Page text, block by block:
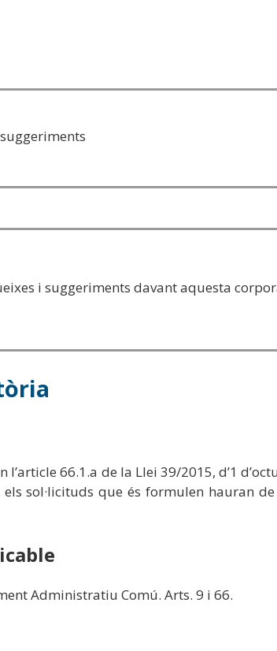
i suggeriments davant aquesta
l’article 66.1.a de la Llei 39/2015, d’1
sol·licituds que és formulen hauran
Administratiu Comú. Arts. 9 i 66.